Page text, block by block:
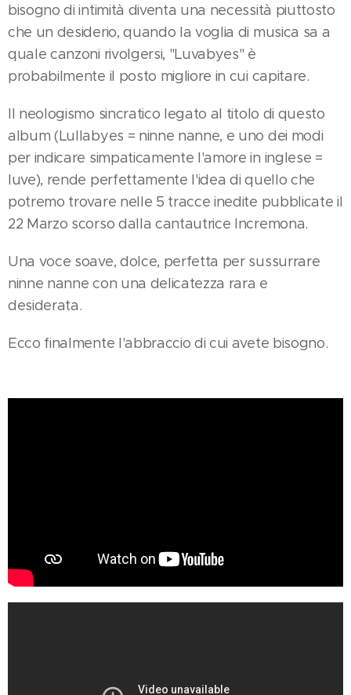
bisogno di intimità diventa una necessità piuttosto
che un desiderio, quando la voglia di musica sa a
quale canzoni rivolgersi, "Luvabyes" è
probabilmente il posto migliore in cui capitare.
Il neologismo sincratico legato al titolo di questo
album (Lullabyes = ninne nanne, e uno dei modi
per indicare simpaticamente l'amore in inglese =
luve), rende perfettamente l'idea di quello che
potremo trovare nelle 5 tracce inedite pubblicate il
22 Marzo scorso dalla cantautrice Incremona.
Una voce soave, dolce, perfetta per sussurrare
ninne nanne con una delicatezza rara e
desiderata.
Ecco finalmente l'abbraccio di cui avete bisogno.